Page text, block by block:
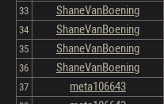
33
ShaneVanBoening
34
ShaneVanBoening
35
ShaneVanBoening
36
ShaneVanBoening
37
meta106643